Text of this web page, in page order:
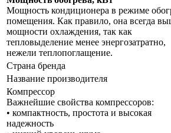
Мощность кондиционера в режиме
помещения. Как правило, она всегда
мощности охлаждения, так как
тепловыделение менее энергозатратно,
нежели теплопоглащение.
Страна бренда
Название производителя
Компрессор
Важнейшие свойства компрессоров:
• компактность, простота и высокая
надежность